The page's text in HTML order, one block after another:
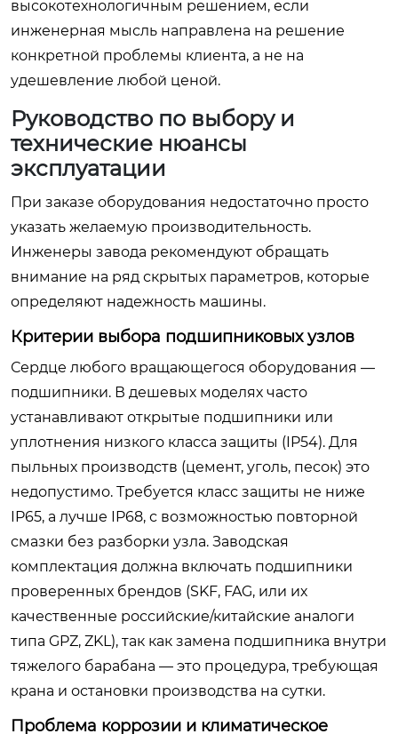
высокотехнологичным решением, если
инженерная мысль направлена на решение
конкретной проблемы клиента, а не на
удешевление любой ценой.
Руководство по выбору и
технические нюансы
эксплуатации
При заказе оборудования недостаточно просто
указать желаемую производительность.
Инженеры завода рекомендуют обращать
внимание на ряд скрытых параметров, которые
определяют надежность машины.
Критерии выбора подшипниковых узлов
Сердце любого вращающегося оборудования —
подшипники. В дешевых моделях часто
устанавливают открытые подшипники или
уплотнения низкого класса защиты (IP54). Для
пыльных производств (цемент, уголь, песок) это
недопустимо. Требуется класс защиты не ниже
IP65, а лучше IP68, с возможностью повторной
смазки без разборки узла. Заводская
комплектация должна включать подшипники
проверенных брендов (SKF, FAG, или их
качественные российские/китайские аналоги
типа GPZ, ZKL), так как замена подшипника внутри
тяжелого барабана — это процедура, требующая
крана и остановки производства на сутки.
Проблема коррозии и климатическое